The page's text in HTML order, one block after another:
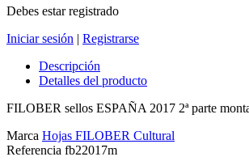
Debes estar registrado
Iniciar sesión | Registrarse
Descripción
Detalles del producto
FILOBER sellos ESPAÑA 2017 2ª parte
Marca Hojas FILOBER Cultural
Referencia fb22017m